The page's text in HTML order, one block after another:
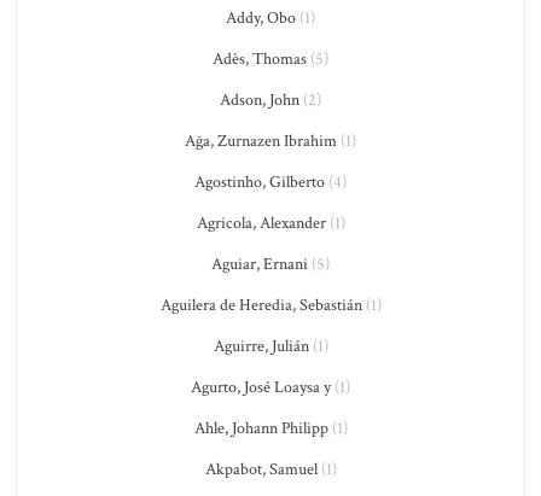
Addy, Obo (1)
Adès, Thomas (5)
Adson, John (2)
Ağa, Zurnazen Ibrahim (1)
Agostinho, Gilberto (4)
Agricola, Alexander(1)
Aguiar, Ernani (5)
Aguilera de Heredia, Sebastián(1)
Aguirre, Julián(1)
Agurto, José Loaysa y(1)
Ahle, Johann Philipp(1)
Akpabot, Samuel(1)